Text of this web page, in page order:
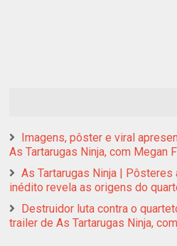
Imagens, pôster e viral
As Tartarugas Ninja, com Megan
As Tartarugas Ninja |
inédito revela as origens do
Destruidor luta contra o
trailer de As Tartarugas Ninja,